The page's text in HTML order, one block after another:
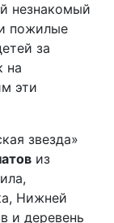
незнакомый
пожилые
за
на
эти
звезда»
из
Нижней
и деревень